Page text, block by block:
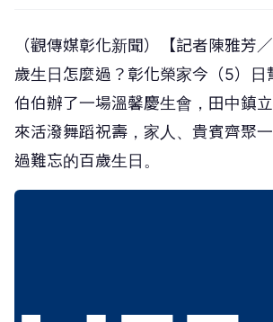
（觀傳媒彰化新聞）【記者陳雅芳
歲生日怎麼過？彰化榮家今（5）日
伯伯辦了一場溫馨慶生會，田中鎮
來活潑舞蹈祝壽，家人、貴賓齊聚
過難忘的百歲生日。